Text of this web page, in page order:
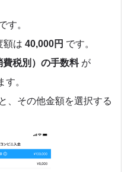
す。
額は 40,000円 です。
費税別）の手数料が
。
、その他金額を選択する